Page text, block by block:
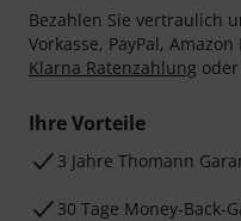
Bezahlen Sie vertraulich
Vorkasse, PayPal, Amazon
Klarna Ratenzahlung
Ihre Vorteile
3 Jahre Thomann
30 Tage Money-Back-